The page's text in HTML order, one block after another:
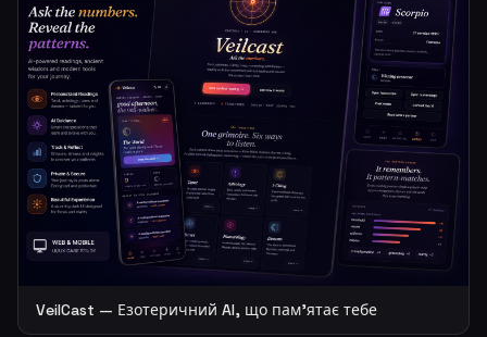
VeilCast — Езотеричний AI, що пам'ятає тебе